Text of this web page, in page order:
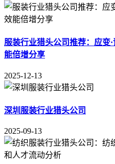
服装行业猎头公司推荐：应变
能倍增分享
2025-12-13
深圳服装行业猎头公司
2025-09-13